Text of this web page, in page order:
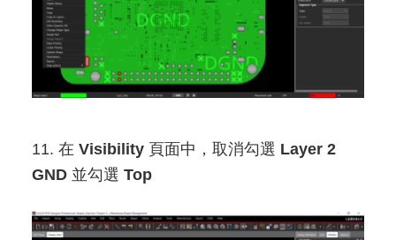
11. 在 Visibility頁面中，取消勾選 Layer 2
GND並勾選 Top